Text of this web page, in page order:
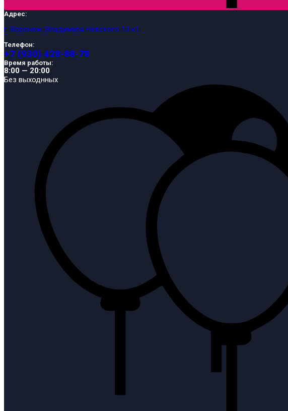
Адрес:
г. Воронеж, Владимира Невского 13 к1
Телефон:
+7 (930) 428-88-78
Время работы:
8:00 — 20:00
Без выходнных